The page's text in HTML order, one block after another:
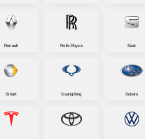
Renault Rolls-Royce Seat
Smart SsangYong Subaru